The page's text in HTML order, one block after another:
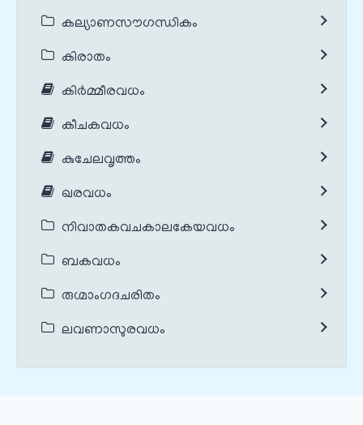
കല്യാണസൗഗന്ധികം
കിരാതം
കിർമ്മീരവധം
കീചകവധം
കുചേലവൃത്തം
ഖരവധം
നിവാതകവചകാലകേയവധം
ബകവധം
രുഗ്മാംഗദചരിതം
ലവണാസുരവധം